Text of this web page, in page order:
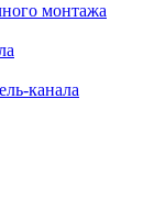
монтажа
канала